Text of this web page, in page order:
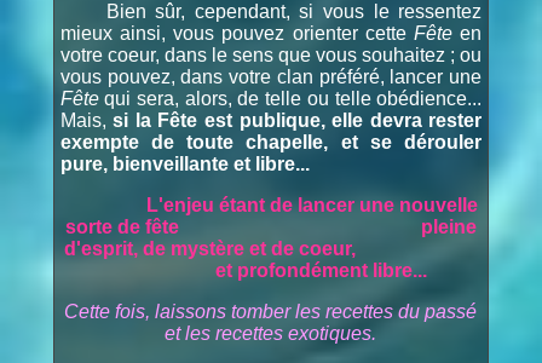
Bien sûr, cependant, si vous le ressentez
mieux ainsi, vous pouvez orienter cette Fête en
votre coeur, dans le sens que vous souhaitez ; ou
vous pouvez, dans votre clan préféré, lancer une
Fêtequi sera, alors, de telle ou telle obédience...
Mais,si la Fête est publique, elle devra rester
exempte de toute chapelle, et se dérouler
pure, bienveillante et libre...
L'enjeu étant de lancer une nouvelle
sorte de fête pleine
d'esprit, de mystère et de coeur,
et profondément libre...
Cette fois, laissons tomber les recettes du passé
et les recettes exotiques.